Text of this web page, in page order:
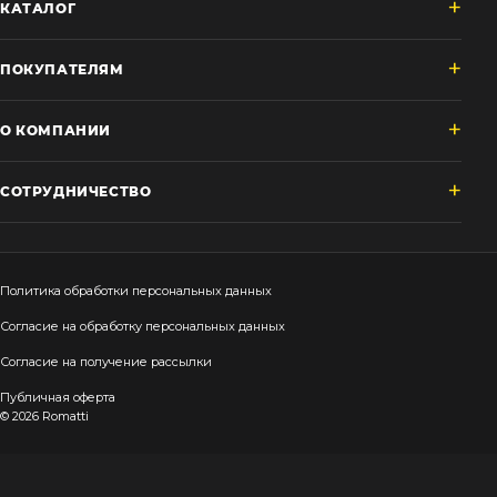
Зеленые стены
Дизайнерские кальяны
Подбор, производство и комплектация по вашему
Сантехника и инженерия
Подбор, производство и комплектация по вашему
Отделка и ремонт
Стены
Акустические панели
для террас
Биоклиматические перголы
Камень
КАТАЛОГ
ПОКУПАТЕЛЯМ
О КОМПАНИИ
СОТРУДНИЧЕСТВО
Политика обработки персональных данных
Согласие на обработку персональных данных
Согласие на получение рассылки
Публичная оферта
© 2026 Romatti